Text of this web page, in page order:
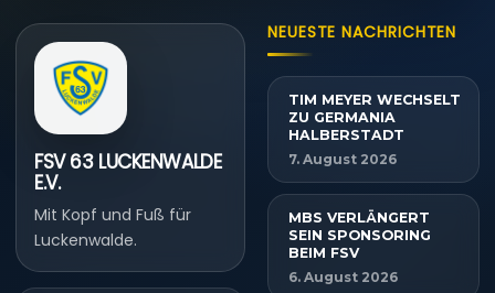
FSV 63 LUCKENWALDE
E.V.
Mit Kopf und Fuß für
Luckenwalde.
NEUESTE NACHRICHTEN
TIM MEYER WECHSELT
ZU GERMANIA
HALBERSTADT
7. August 2026
MBS VERLÄNGERT
SEIN SPONSORING
BEIM FSV
6. August 2026